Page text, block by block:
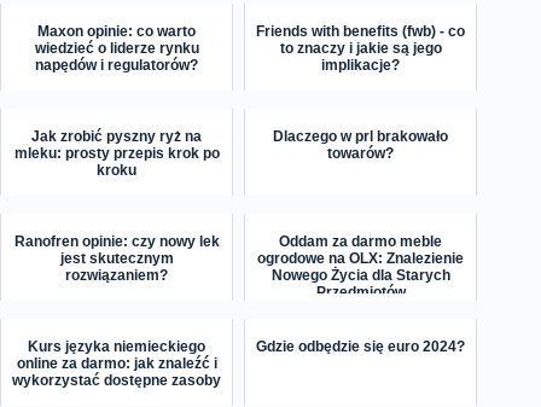
Maxon opinie: co warto
wiedzieć o liderze rynku
napędów i regulatorów?
Friends with benefits (fwb) - co
to znaczy i jakie są jego
implikacje?
Jak zrobić pyszny ryż na
mleku: prosty przepis krok po
kroku
Dlaczego w prl brakowało
towarów?
Ranofren opinie: czy nowy lek
jest skutecznym
rozwiązaniem?
Oddam za darmo meble
ogrodowe na OLX: Znalezienie
Nowego Życia dla Starych
Przedmiotów
Kurs języka niemieckiego
online za darmo: jak znaleźć i
wykorzystać dostępne zasoby
Gdzie odbędzie się euro 2024?